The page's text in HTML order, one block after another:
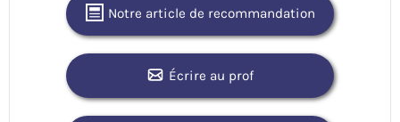
Notre article de recommandation
Écrire au prof